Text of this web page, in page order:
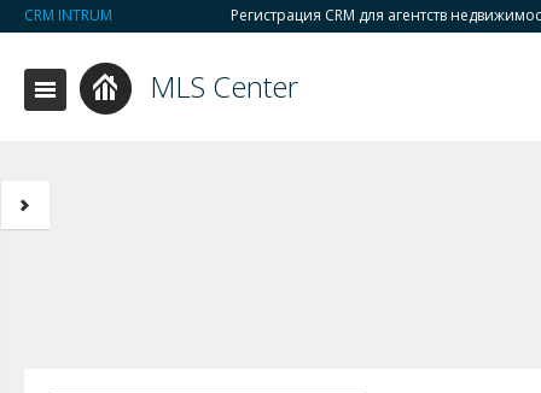
CRM INTRUM Регистрация CRM для агентств
MLS Center